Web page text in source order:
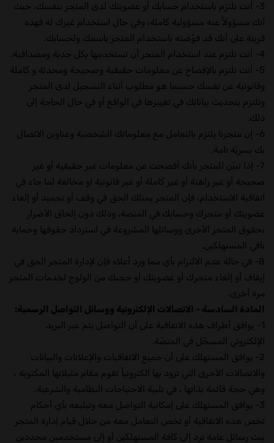
3- أنت تلتزم باستخدام حسابك أو عضويتك لدى المتجر بنفسك، حيث
أنك مسؤولاً عنه مسؤولية كاملة، وفي حال استخدام غيرك له فهذه
قرينة على أنك قد فوّضته باستخدام المتجر باسمك ولحسابك.
4- أنت تلتزم عند استخدام المتجر أن تستخدمها بكل جدية ومصداقية.
5- أنت تلتزم بالإفصاح عن معلومات حقيقية وصحيحة ومحدثة و كاملة
وقانونية عن نفسك حسبما هو مطلوب أثناء التسجيل لدى المتجر
وتلتزم بتحديث بياناتك في تغييرها في الواقع أو في حال الحاجة إلى
ذلك.
6- إن متجرنا يلتزم بالتعامل مع معلوماتك الشخصية وعناوين الاتصال
بك بسريّة تامة.
7- إذا تبيّن للمتجر بأنك أفصحت عن معلومات غير حقيقية أو غير
صحيحة أو غير راهنة أو غير كاملة أو غير قانونية او مخالفة لما جاء في
اتفاقية الاستخدام، فإن المتجر يمتلك الحق في وقف أو تجميد أو إلغاء
عضويتك أو متجرك وحسابك في المنصة، وذلك دون إلحاق الأضرار
بحقوق المتجر الأخرى ووسائلها المشروعة في استرداد حقوقها وحماية
باقي المستهلكين.
8- في حالة عدم الالتزام بأي مما ورد أعلاه فإن لإدارة المتجر الحق في
إيقاف أو إلغاء متجرك أو عضويتك أو حجبك من الولوج لخدمات المتجر
مرة أخرى.
المادة السادسة - الاتصالات الإلكترونية ووسائل التواصل الرسمية:
1- يوافق أطراف هذه الاتفاقية على أن التواصل يتم عبر البريد
الإلكتروني المسجّل في المنصّة.
2- يوافق المستهلك على أن جميع الاتفاقيات والإعلانات والبيانات
والاتصالات الأخرى التي تزود بها الكترونياً تقوم مقام مثيلاتها المكتوبة ،
وهي حجة قائمة بذاتها ، في تلبية الاحتياجات النظامية والشرعية.
3- يوافق المستهلك على إمكانية التواصل معه وتبليغه بأي أحكام
تخص هذه الاتفاقية أو تخص التعامل معه من خلال قيام إدارة المتجر
ببث رسائل عامة ترد إلى كافة المستهلكين أو إلى مستخدمين محددين